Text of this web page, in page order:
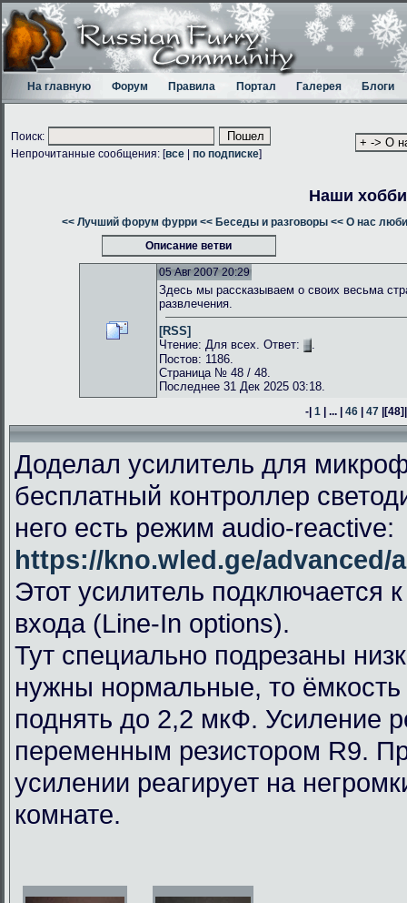
На главную Форум Правила Портал Галерея Блоги
Поиск:
Непрочитанные сообщения: [все по подписке]
Наши хобби
<< Лучший форум фурри << Беседы и разговоры << О нас
Описание ветви
05 Авг 2007 20:29
Здесь мы рассказываем о своих весьма
развлечения.
[RSS]
Чтение: Для всех. Ответ:
.
Постов: 1186.
Страница № 48 / 48.
Последнее 31 Дек 2025 03:18.
-| 1 | ... | 46 | 47 |[48]
Доделал усилитель для
бесплатный контроллер
него есть режим audio-reactive:
https://kno.wled.ge/advanced/
Этот усилитель подключается
входа (Line-In options).
Тут специально подрезаны
нужны нормальные, то
поднять до 2,2 мкФ. Усиление
переменным резистором R9.
усилении реагирует на
комнате.